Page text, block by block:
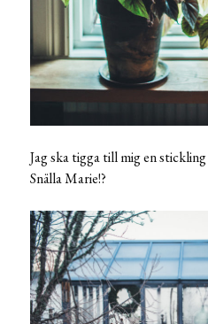
Jag ska tigga till mig en
Snälla Marie!?